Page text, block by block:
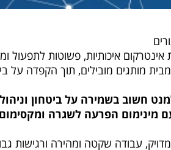
איכותיות, פשוטות לתפעול
מותגים מובילים, תוך הקפדה על
חשוב בשמירה על ביטחון
מינימום הפרעה לשגרה
עבודה שקטה ומהירה ורגישות